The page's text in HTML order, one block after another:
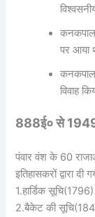
कनकपाल
पर आया
कनकपाल
विवाह
888ई० से
पंवार वंश के 60
इतिहासकरों द्वारा
1.हार्डिक सूचि(1796)
2.बैकेट की